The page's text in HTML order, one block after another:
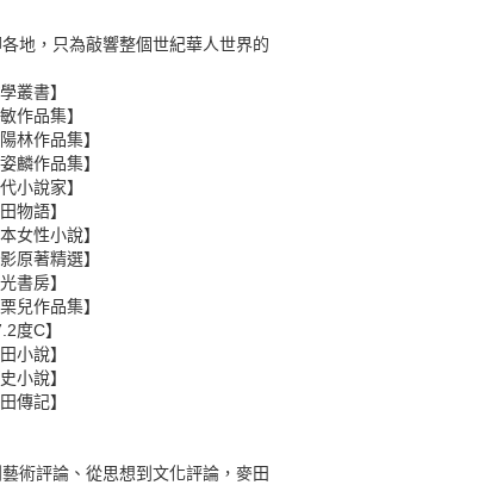
地，只為敲響整個世紀華人世界的
叢書】
敏作品集】
陽林作品集】
姿麟作品集】
代小說家】
物語】
本女性小說】
影原著精選】
書房】
栗兒作品集】
度C】
小說】
小說】
傳記】
術評論、從思想到文化評論，麥田